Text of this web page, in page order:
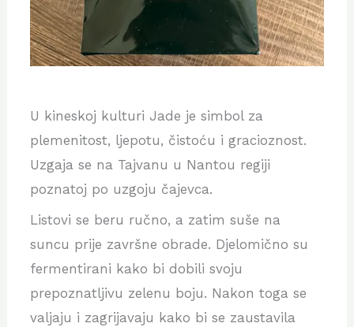
U kineskoj kulturi Jade je simbol za
plemenitost, ljepotu, čistoću i gracioznost.
Uzgaja se na Tajvanu u Nantou regiji
poznatoj po uzgoju čajevca.
Listovi se beru ručno, a zatim suše na
suncu prije završne obrade. Djelomično su
fermentirani kako bi dobili svoju
prepoznatljivu zelenu boju. Nakon toga se
valjaju i zagrijavaju kako bi se zaustavila